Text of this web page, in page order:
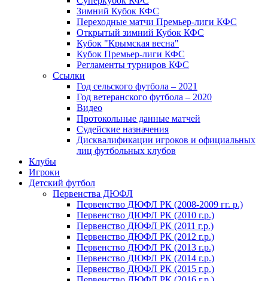
Зимний Кубок КФС
Переходные матчи Премьер-лиги КФС
Открытый зимний Кубок КФС
Кубок "Крымская весна"
Кубок Премьер-лиги КФС
Регламенты турниров КФС
Ссылки
Год сельского футбола – 2021
Год ветеранского футбола – 2020
Видео
Протокольные данные матчей
Судейские назначения
Дисквалификации игроков и официальных
лиц футбольных клубов
Клубы
Игроки
Детский футбол
Первенства ДЮФЛ
Первенство ДЮФЛ РК (2008-2009 гг. р.)
Первенство ДЮФЛ РК (2010 г.р.)
Первенство ДЮФЛ РК (2011 г.р.)
Первенство ДЮФЛ РК (2012 г.р.)
Первенство ДЮФЛ РК (2013 г.р.)
Первенство ДЮФЛ РК (2014 г.р.)
Первенство ДЮФЛ РК (2015 г.р.)